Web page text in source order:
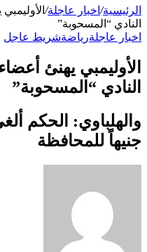
الرئيسية/ اخبار عاجلة/
النادي “المسحوبة”
اخبار عاجلةرياضةشريط عاجل
الأوليمبي يهنئ
النادي “المسحوبة”
جنيهاً للمحافظة